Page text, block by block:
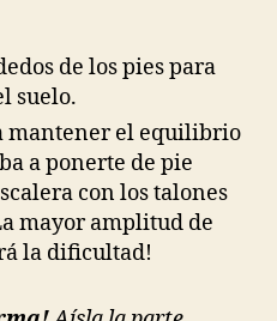
de los pies para
suelo.
mantener el equilibrio
a ponerte de pie
con los talones
mayor amplitud de
la dificultad!